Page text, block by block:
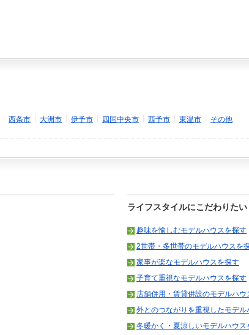
西条市 大洲市 伊予市 四国中央市 西予市 東温市 その他
ライフスタイルにこだわりたい
趣味を愉しむモデルハウスを探す
2世帯・多世帯のモデルハウスを
家事が楽なモデルハウスを探す
子育て重視なモデルハウスを探す
店舗併用・賃貸併設のモデルハウ
外とのつながりを重視したモデル
冬暖かく・夏涼しいモデルハウス